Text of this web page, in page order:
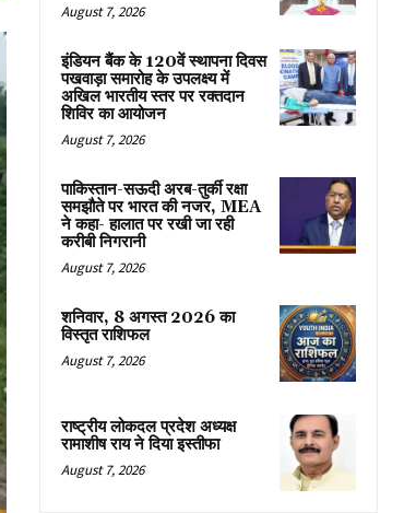
August 7, 2026
इंडियन बैंक के 120वें स्थापना दिवस
पखवाड़ा समारोह के उपलक्ष्य में
अखिल भारतीय स्तर पर रक्तदान
शिविर का आयोजन
August 7, 2026
पाकिस्तान-सऊदी अरब-तुर्की रक्षा
समझौते पर भारत की नजर, MEA
ने कहा- हालात पर रखी जा रही
करीबी निगरानी
August 7, 2026
शनिवार, 8 अगस्त 2026 का
विस्तृत राशिफल
August 7, 2026
राष्ट्रीय लोकदल प्रदेश अध्यक्ष
रामाशीष राय ने दिया इस्तीफा
August 7, 2026